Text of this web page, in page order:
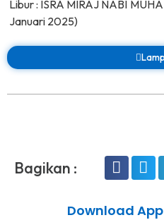
Libur : ISRA MIRAJ NABI
Januari 2025)
Bagikan :
Download